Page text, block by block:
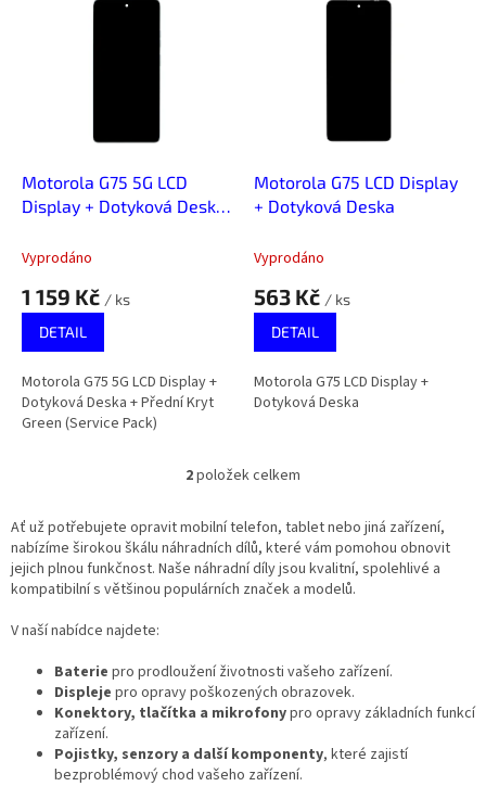
Motorola G75 5G LCD
Display + Dotyková Deska
(Service Pack)
Vyprodáno
1 159 Kč / ks
DETAIL
Motorola G75 5G LCD Display +
Dotyková Deska + Přední Kryt
Green (Service Pack)
Motorola G75 LCD Display
+ Dotyková Deska
Vyprodáno
563 Kč / ks
DETAIL
Motorola G75 LCD Display +
Dotyková Deska
O
l
á
d
a
r
v
k
v
ý
2položek celkem
Ať už potřebujete opravit mobilní telefon, tablet nebo jiná zařízení,
nabízíme širokou škálu náhradních dílů, které vám pomohou obnovit
jejich plnou funkčnost. Naše náhradní díly jsou kvalitní, spolehlivé a
kompatibilní s většinou populárních značek a modelů.
V naší nabídce najdete:
Baterie pro prodloužení životnosti vašeho zařízení.
Displeje pro opravy poškozených obrazovek.
Konektory, tlačítka a mikrofonypro opravy základních funkcí
zařízení.
Pojistky, senzory a další komponenty, které zajistí
bezproblémový chod vašeho zařízení.